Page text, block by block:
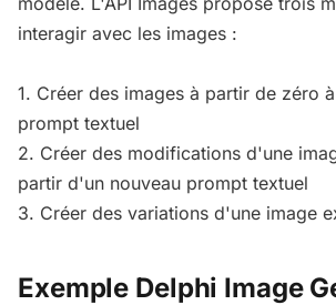
interagir avec les images :
1. Créer des images à partir de zéro
prompt textuel
2. Créer des modifications d'une
partir d'un nouveau prompt textuel
3. Créer des variations d'une image
Exemple Delphi Image